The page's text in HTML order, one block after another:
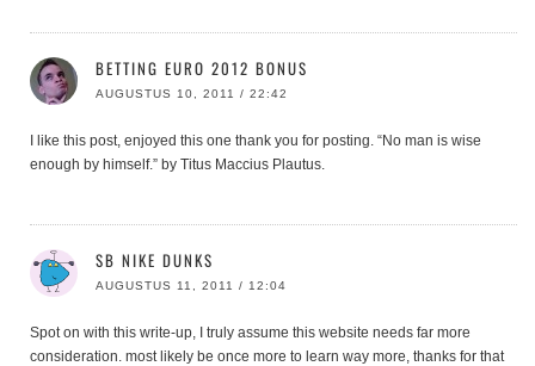
BETTING EURO 2012 BONUS
AUGUSTUS 10, 2011 / 22:42
I like this post, enjoyed this one thank you for posting. “No man is wise
enough by himself.” by Titus Maccius Plautus.
SB NIKE DUNKS
AUGUSTUS 11, 2011 / 12:04
Spot on with this write-up, I truly assume this website needs far more
consideration. most likely be once more to learn way more, thanks for that